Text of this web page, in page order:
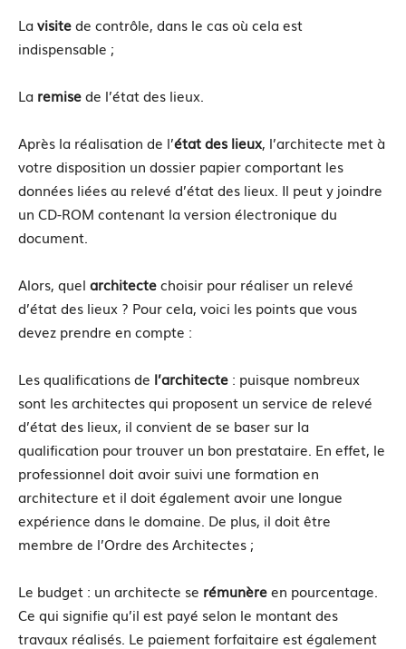
La visitede contrôle, dans le cas où cela est
indispensable ;
La remisede l’état des lieux.
Après la réalisation de l’état des lieux, l’architecte met à
votre disposition un dossier papier comportant les
données liées au relevé d’état des lieux. Il peut y joindre
un CD-ROM contenant la version électronique du
document.
Alors, quel architectechoisir pour réaliser un relevé
d’état des lieux ? Pour cela, voici les points que vous
devez prendre en compte :
Les qualifications de l’architecte : puisque nombreux
sont les architectes qui proposent un service de relevé
d’état des lieux, il convient de se baser sur la
qualification pour trouver un bon prestataire. En effet, le
professionnel doit avoir suivi une formation en
architecture et il doit également avoir une longue
expérience dans le domaine. De plus, il doit être
membre de l’Ordre des Architectes ;
Le budget : un architecte se rémunèreen pourcentage.
Ce qui signifie qu’il est payé selon le montant des
travaux réalisés. Le paiement forfaitaire est également